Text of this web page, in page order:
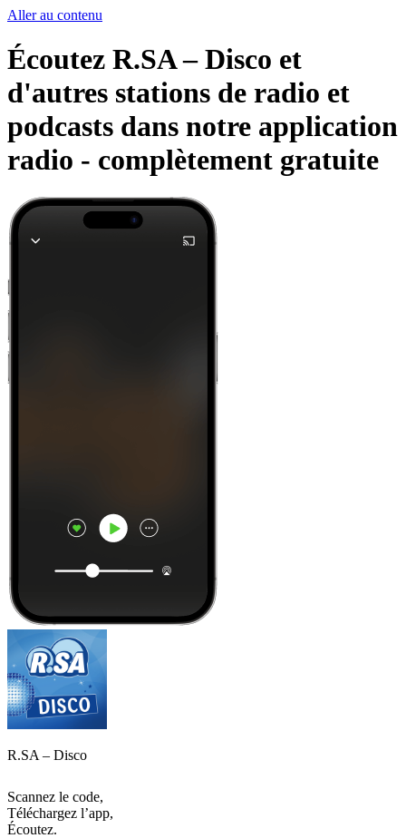
Aller au contenu
Écoutez R.SA – Disco et
d'autres stations de radio et
podcasts dans notre application
radio - complètement gratuite
R.SA – Disco
Scannez le code,
Téléchargez l’app,
Écoutez.